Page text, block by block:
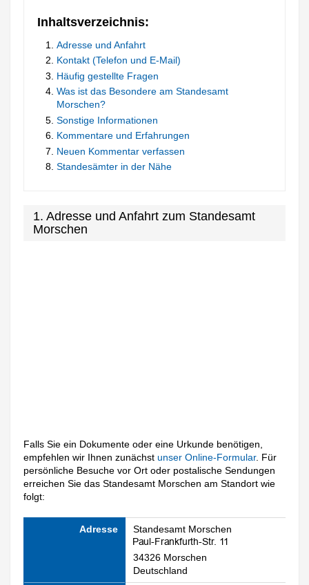
Inhaltsverzeichnis:
Adresse und Anfahrt
Kontakt (Telefon und E-Mail)
Häufig gestellte Fragen
Was ist das Besondere am Standesamt
Morschen?
Sonstige Informationen
Kommentare und Erfahrungen
Neuen Kommentar verfassen
Standesämter in der Nähe
1. Adresse und Anfahrt zum Standesamt
Morschen
Falls Sie ein Dokumente oder eine Urkunde benötigen,
empfehlen wir Ihnen zunächstunser Online-Formular. Für
persönliche Besuche vor Ort oder postalische Sendungen
erreichen Sie das Standesamt Morschen am Standort wie
folgt:
Adresse Standesamt Morschen
34326 Morschen
Deutschland